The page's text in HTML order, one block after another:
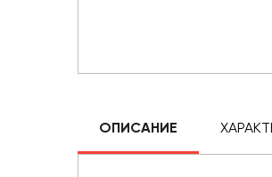
ОПИСАНИЕ